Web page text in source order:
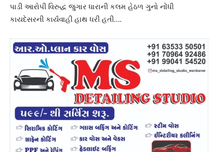
પાડી આરોપી વિરુદ્ધ જુગાર ધારાની કલમ હેઠળ ગુનો નોંધી
કાયદેસરની કાર્યવાહી હાથ ધરી હતી….